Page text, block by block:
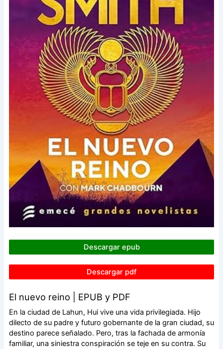
Descargar epub
Descargar pdf
El nuevo reino | EPUB y PDF
En la ciudad de Lahun, Hui vive una vida privilegiada. Hijo
dilecto de su padre y futuro gobernante de la gran ciudad, su
destino parece señalado. Pero, tras la fachada de armonía
familiar, una siniestra conspiración se teje en su contra. Su